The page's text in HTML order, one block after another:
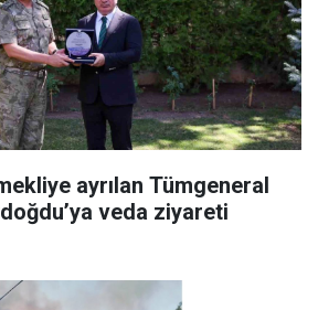
ayrılan Tümgeneral
veda ziyareti